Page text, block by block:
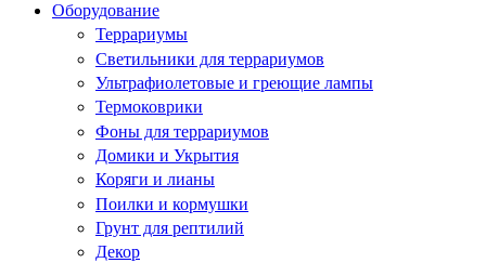
Оборудование
Террариумы
Светильники для террариумов
Ультрафиолетовые и греющие лампы
Термоковрики
Фоны для террариумов
Домики и Укрытия
Коряги и лианы
Поилки и кормушки
Грунт для рептилий
Декор